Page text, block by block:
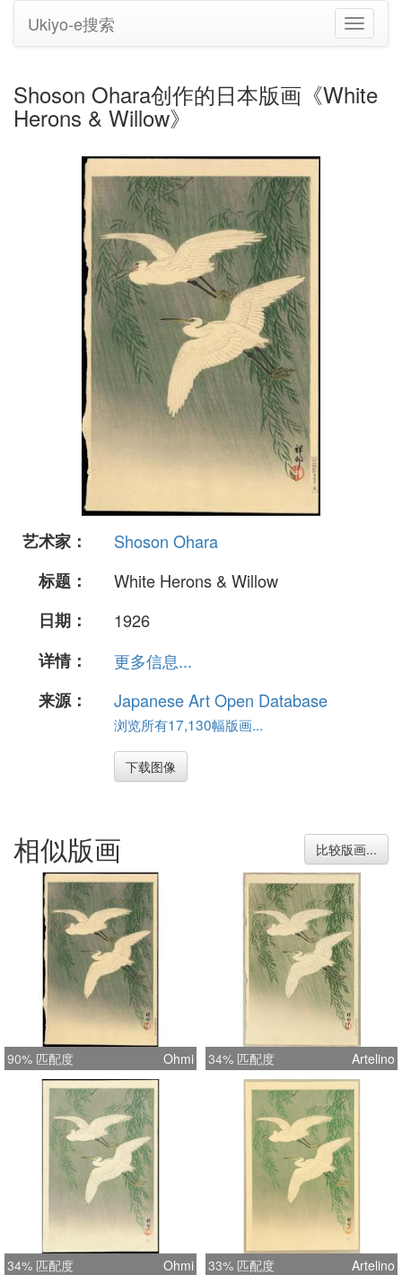
切
换
Ukiyo-e搜索
Shoson Ohara创作的日本版画《White
Herons & Willow》
艺术家：
Shoson Ohara
标题：
White Herons & Willow
日期：
1926
详情：
更多信息...
来源：
Japanese Art Open Database
浏览所有17,130幅版画...
下载图像
相似版画 比较版画...
90% 匹配度 Ohmi 34% 匹配度 Artelino
34% 匹配度 Ohmi 33% 匹配度 Artelino